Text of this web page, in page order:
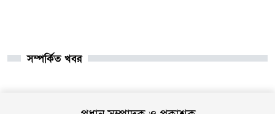
সম্পর্কিত খবর